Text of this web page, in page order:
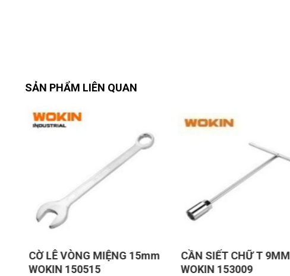
SẢN PHẨM LIÊN QUAN
CỜ LÊ VÒNG MIỆNG 15mm
WOKIN 150515
CẦN SIẾT CHỮ T 9MM
WOKIN 153009